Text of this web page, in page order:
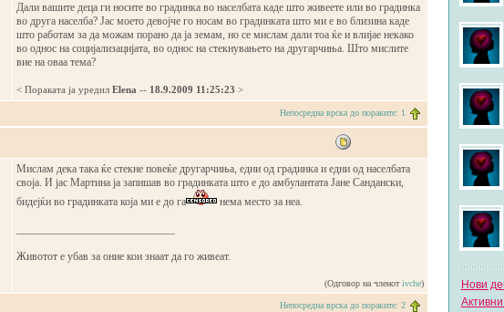
Дали вашите деца ги носите во градинка во населбата каде што живеете или во градинка
во друга населба? Јас моето девојче го носам во градинката што ми е во близина каде
што работам за да можам порано да ја земам, но се мислам дали тоа ќе и влијае некако
во однос на социјализацијата, во однос на стекнувањето на другарчиња. Што мислите
вие на оваа тема?
< Поракaта ја уредил Elena -- 18.9.2009 11:25:23 >
Непосредна врска до пораките: 1
Мислам дека така ќе стекне повеќе другарчиња, едни од градинка и едни од населбата
своја. И јас Мартина ја запишав во градинката што е до амбулантата Јане Сандански,
бидејќи во градинката која ми е до га
нема место за неа.
Животот е убав за оние кои знаат да го живеат.
(Одговор на членотivche)
Непосредна врска до пораките: 2
Нови